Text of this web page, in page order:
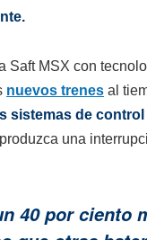
Saft MSX con
nuevos trenes al
sistemas de
una
40 por ciento